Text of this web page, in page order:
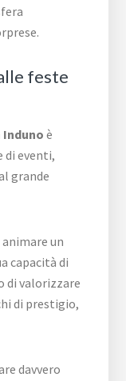
feste
è
di eventi,
grande
un
capacità di
di valorizzare
di prestigio,
davvero